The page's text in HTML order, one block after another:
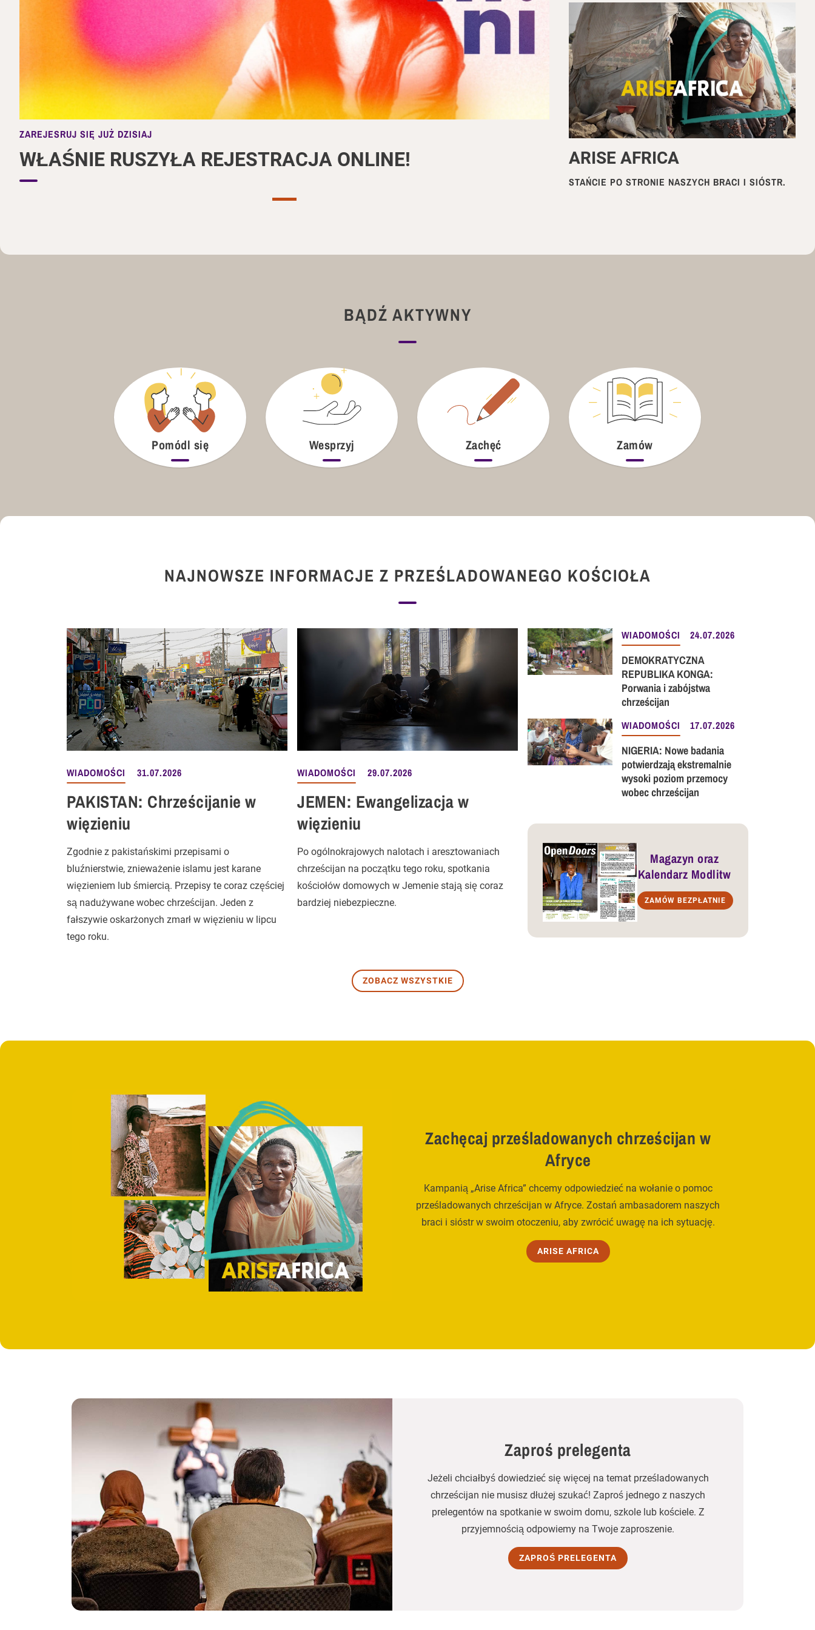
ZAREJESRUJ SIĘ JUŻ DZISIAJ
WŁAŚNIE RUSZYŁA REJESTRACJA ONLINE! ARISE AFRICA
STAŃCIE PO STRONIE NASZYCH BRACI I SIÓSTR.
BĄDŹ AKTYWNY
Pomódl się Wesprzyj Zachęć Zamów
NAJNOWSZE INFORMACJE Z PRZEŚLADOWANEGO KOŚCIOŁA
WIADOMOŚCI 31.07.2026
PAKISTAN: Chrześcijanie w
więzieniu
Zgodnie z pakistańskimi przepisami o
bluźnierstwie, znieważenie islamu jest karane
więzieniem lub śmiercią. Przepisy te coraz częściej
są nadużywane wobec chrześcijan. Jeden z
fałszywie oskarżonych zmarł w więzieniu w lipcu
tego roku.
WIADOMOŚCI 29.07.2026
JEMEN: Ewangelizacja w
więzieniu
Po ogólnokrajowych nalotach i aresztowaniach
chrześcijan na początku tego roku, spotkania
kościołów domowych w Jemenie stają się coraz
bardziej niebezpieczne.
WIADOMOŚCI 24.07.2026
DEMOKRATYCZNA
REPUBLIKA KONGA:
Porwania i zabójstwa
chrześcijan
WIADOMOŚCI 17.07.2026
NIGERIA: Nowe badania
potwierdzają ekstremalnie
wysoki poziom przemocy
wobec chrześcijan
Magazyn oraz
Kalendarz Modlitw
ZAMÓW BEZPŁATNIE
ZOBACZ WSZYSTKIE
Zachęcaj prześladowanych chrześcijan w
Afryce
Kampanią „Arise Africa” chcemy odpowiedzieć na wołanie o pomoc
prześladowanych chrześcijan w Afryce. Zostań ambasadorem naszych
braci i sióstr w swoim otoczeniu, aby zwrócić uwagę na ich sytuację.
ARISE AFRICA
Zaproś prelegenta
Jeżeli chciałbyś dowiedzieć się więcej na temat prześladowanych
chrześcijan nie musisz dłużej szukać! Zaproś jednego z naszych
prelegentów na spotkanie w swoim domu, szkole lub kościele. Z
przyjemnością odpowiemy na Twoje zaproszenie.
ZAPROŚ PRELEGENTA